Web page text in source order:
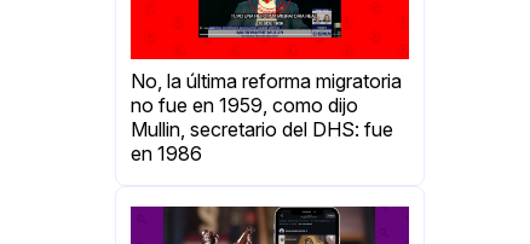
No, la última reforma migratoria
no fue en 1959, como dijo
Mullin, secretario del DHS: fue
en 1986